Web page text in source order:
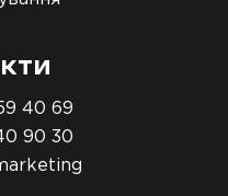
40 69
90 30